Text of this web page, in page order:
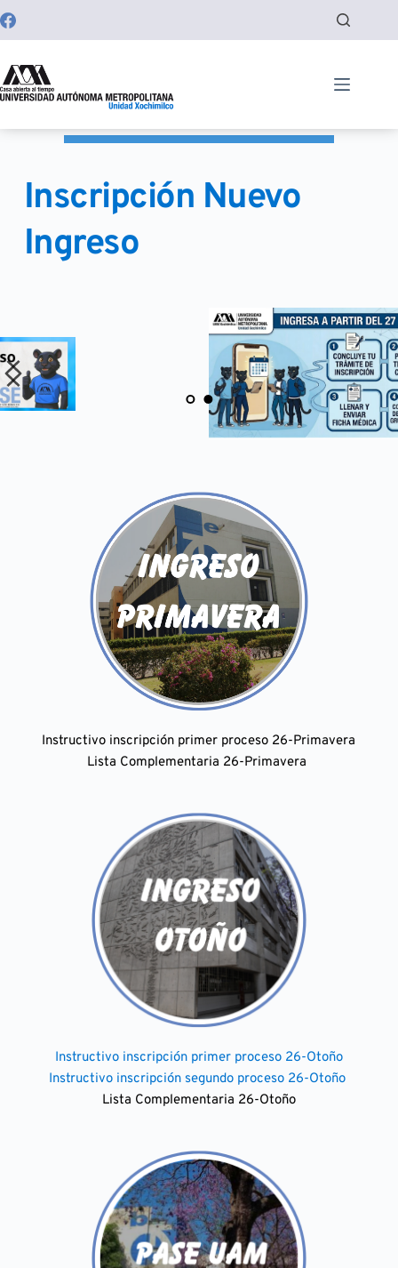
al
contenido
Inscripción Nuevo
Ingreso
Instructivo inscripción primer proceso 26-Primavera
Lista Complementaria 26-Primavera
Instructivo inscripción primer proceso 26-Otoño
Instructivo inscripción segundo proceso 26-Otoño
Lista Complementaria 26-Otoño